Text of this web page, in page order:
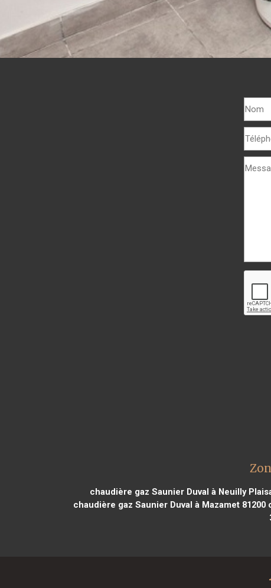
chaudière gaz Saunier Duval à Neuilly
chaudière gaz Saunier Duval à Mazamet 81200